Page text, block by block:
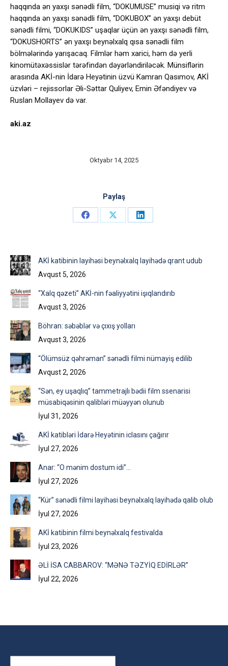
haqqında ən yaxşı sənədli film, “DOKUMUSE” musiqi və ritm
haqqında ən yaxşı sənədli film, “DOKUBOX” ən yaxşı debüt
sənədli filmi, “DOKUKIDS” uşaqlar üçün ən yaxşı sənədli film,
“DOKUSHORTS” ən yaxşı beynəlxalq qısa sənədli film
bölmələrində yarışacaq. Filmlər həm xarici, həm də yerli
kinomütəxəssislər tərəfindən dəyərləndiriləcək. Münsiflərin
arasında AKİ-nin İdarə Heyətinin üzvü Kamran Qasımov, AKİ
üzvləri – rejissorlar Əli-Səttar Quliyev, Emin Əfəndiyev və
Ruslan Mollayev də var.
aki.az
Oktyabr 14, 2025
Paylaş
Share
Share
Share
AKİ katibinin layihəsi beynəlxalq layihədə qrant udub
Avqust 5, 2026
“Xalq qəzeti” AKİ-nin fəaliyyətini işıqlandırıb
Avqust 3, 2026
Böhran: səbəblər və çıxış yolları
Avqust 3, 2026
“Ölümsüz qəhrəman” sənədli filmi nümayiş edilib
Avqust 2, 2026
“Sən, ey uşaqlıq” tammetrajlı bədii film ssenarisi
müsabiqəsinin qalibləri müəyyən olunub
İyul 31, 2026
AKİ katibləri İdarə Heyətinin iclasını çağırır
İyul 27, 2026
Anar: “O mənim dostum idi”…
İyul 27, 2026
“Kür” sənədli filmi layihəsi beynəlxalq layihədə qalib olub
İyul 27, 2026
AKİ katibinin filmi beynəlxalq festivalda
İyul 23, 2026
ƏLİ İSA CABBAROV: “MƏNƏ TƏZYİQ EDİRLƏR”
İyul 22, 2026